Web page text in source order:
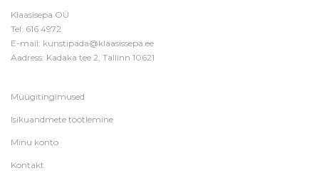
Klaasisepa OÜ
Tel: 616 4972
E-mail: kunstipada@klaasissepa.ee
Aadress: Kadaka tee 2, Tallinn 10621
Müügitingimused
Isikuandmete töötlemine
Minu konto
Kontakt